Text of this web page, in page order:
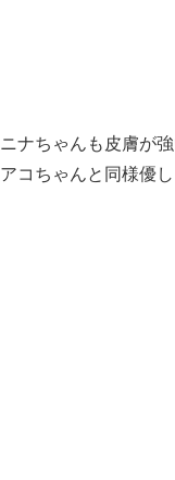
ニナちゃんも皮膚が
アコちゃんと同様優